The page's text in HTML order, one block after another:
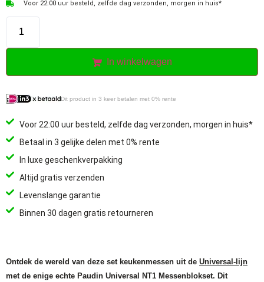
Voor 22:00 uur besteld, zelfde dag verzonden, morgen in huis*
In winkelwagen
Dit product in 3 keer betalen met 0% rente
Voor 22:00 uur besteld, zelfde dag verzonden, morgen in huis*
Betaal in 3 gelijke delen met 0% rente
In luxe geschenkverpakking
Altijd gratis verzenden
Levenslange garantie
Binnen 30 dagen gratis retourneren
Ontdek de wereld van deze set keukenmessen uit de Universal-lijn
met de enige echte Paudin Universal NT1 Messenblokset. Dit